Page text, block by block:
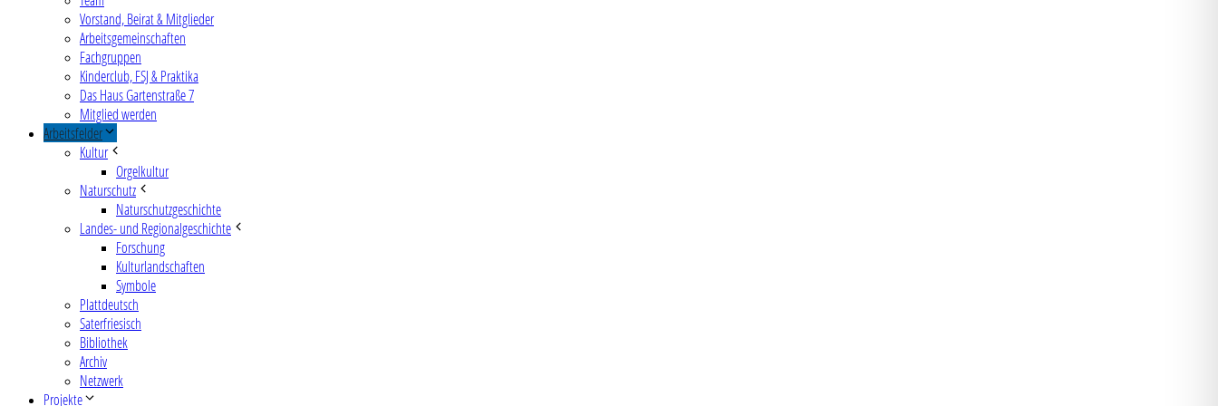
Vorstand, Beirat & Mitglieder
Arbeitsgemeinschaften
Fachgruppen
Kinderclub, FSJ & Praktika
Das Haus Gartenstraße 7
Mitglied werden
Arbeitsfelder
Kultur
Orgelkultur
Naturschutz
Naturschutzgeschichte
Landes- und Regionalgeschichte
Forschung
Kulturlandschaften
Symbole
Plattdeutsch
Saterfriesisch
Bibliothek
Archiv
Netzwerk
Projekte